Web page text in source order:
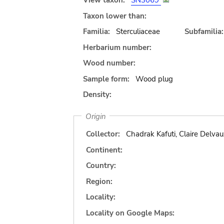
Taxon lower than:
Familia:
Sterculiaceae
Subfamilia:
Herbarium number:
Wood number:
Sample form:
Wood plug
Density:
Origin
Collector:
Chadrak Kafuti, Claire
Continent:
Country:
Region:
Locality:
Locality on Google Maps: